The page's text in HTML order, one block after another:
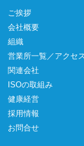
ご挨拶
会社概要
組織
営業所一覧／アクセス
関連会社
ISOの取組み
健康経営
採用情報
お問合せ